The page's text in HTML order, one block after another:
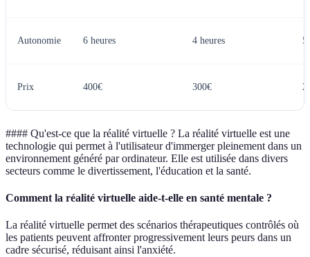
Autonomie 6 heures 4 heures 5
Prix 400€ 300€
#### Qu'est-ce que la réalité virtuelle ? La réalité virtuelle est une
technologie qui permet à l'utilisateur d'immerger pleinement dans un
environnement généré par ordinateur. Elle est utilisée dans divers
secteurs comme le divertissement, l'éducation et la santé.
Comment la réalité virtuelle aide-t-elle en santé mentale ?
La réalité virtuelle permet des scénarios thérapeutiques contrôlés où
les patients peuvent affronter progressivement leurs peurs dans un
cadre sécurisé, réduisant ainsi l'anxiété.